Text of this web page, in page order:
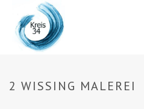
2 WISSING MALEREI